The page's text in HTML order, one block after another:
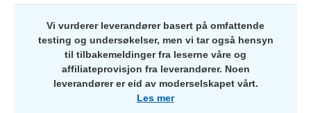
Vi vurderer leverandører basert på omfattende
testing og undersøkelser, men vi tar også hensyn
til tilbakemeldinger fra leserne våre og
affiliateprovisjon fra leverandører. Noen
leverandører er eid av moderselskapet vårt.
Les mer